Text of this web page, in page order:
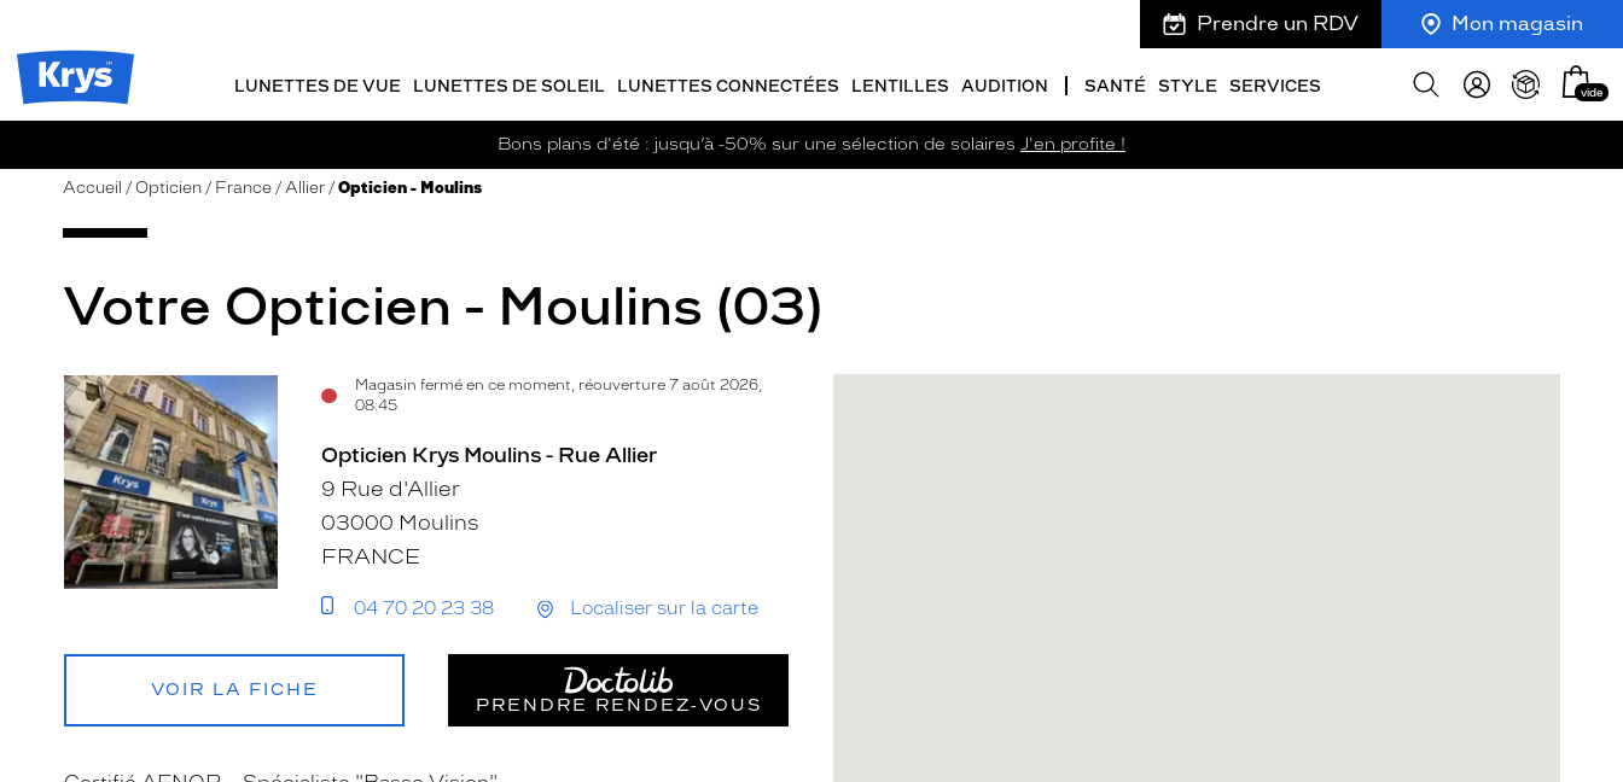
Opticien
Krys
Prendre un RDV Mon magasin
LUNETTES DE VUE LUNETTES DE SOLEIL LUNETTES CONNECTÉES LENTILLES AUDITION SANTÉ STYLE SERVICES
Afficher
Mon
panier
vide
Bons plans d'été : jusqu’à -50% sur une sélection de solaires J'en profite !
Accueil Opticien France Allier Opticien - Moulins
Votre Opticien - Moulins (03)
Magasin fermé en ce moment, réouverture 7 août 2026,
08:45
Voir
fiche
Opticien Krys Moulins - Rue Allier
9 Rue d'Allier
03000 Moulins
FRANCE
04 70 20 23 38 Localiser sur la carte
VOIR LA FICHE
PRENDRE RENDEZ‑VOUS
Voir
fiche